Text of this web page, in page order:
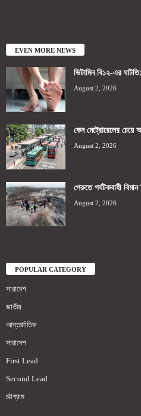
EVEN MORE NEWS
ভিটামিন বি১২-এর
August 2, 2026
কেন মেট্রোরেলের চেয়ে
August 2, 2026
পেরুতে পর্যটকবাহী
August 2, 2026
POPULAR CATEGORY
সারাদেশ
জাতীয়
আন্তর্জাতিক
সারাদেশ
First Lead
Second Lead
চট্টগ্রাম